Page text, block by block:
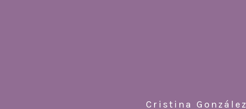
Cristina González